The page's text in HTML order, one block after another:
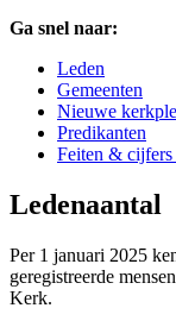
Ga snel naar:
Leden
Gemeenten
Nieuwe
Predikanten
Feiten & cijfers
Ledenaantal
Per 1 januari 2025
geregistreerde
Kerk.